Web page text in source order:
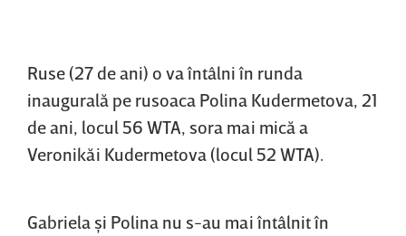
Ruse (27 de ani) o va întâlni în runda
inaugurală pe rusoaca Polina Kudermetova, 21
de ani, locul 56 WTA, sora mai mică a
Veronikăi Kudermetova (locul 52 WTA).
Gabriela şi Polina nu s-au mai întâlnit în